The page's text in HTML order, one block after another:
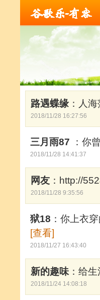
路遇蝶缘 ：人
2018/11/28 16:27:56
三月雨87 ：​你
2018/11/28 14:41:37
网友 ：http://
2018/11/28 9:35:56
狱18 ：你上衣
[查看]
2018/11/27 16:43:40
新的趣味 ：给
2018/11/24 14:08:18